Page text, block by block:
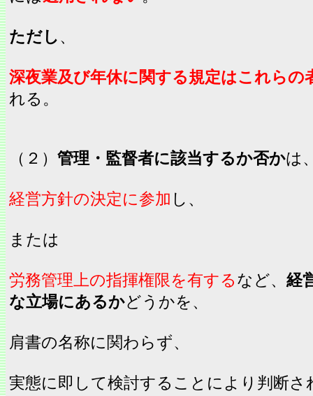
ただし、
深夜業及び年休に関する規定はこれらの
れる。
（２） 管理・監督者に該当するか否かは
経営方針の決定に参加 し、
または
労務管理上の指揮権限を有するなど、 経
な立場にあるかどうかを、
肩書の名称に関わらず、
実態に即して検討することにより判断さ